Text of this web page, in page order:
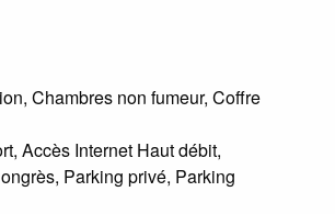
Chambres non fumeur, Coffre
Accès Internet Haut débit,
Parking privé, Parking